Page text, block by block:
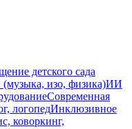
детского сада
изо, физика)ИИ
Современная
логопедИнклюзивное
коворкинг,